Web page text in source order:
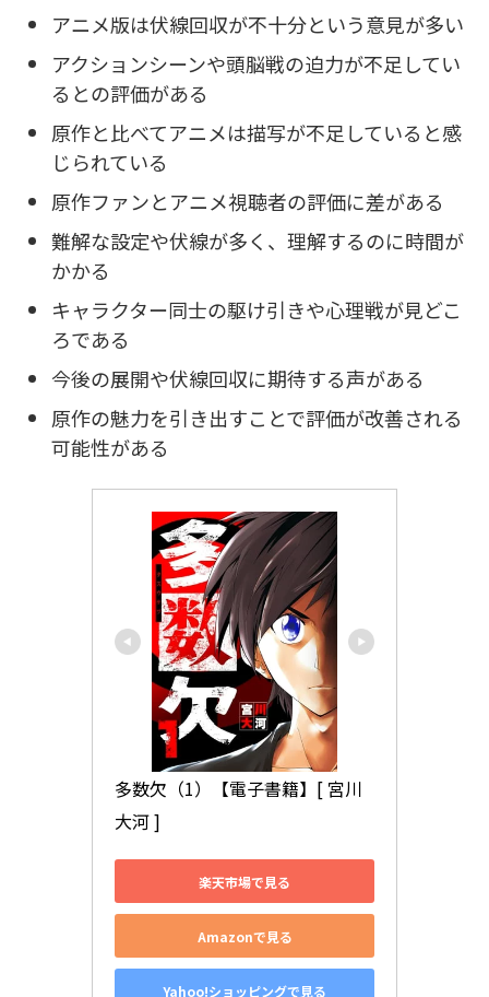
アニメ版は伏線回収が不十分という意見が多い
アクションシーンや頭脳戦の迫力が不足してい
るとの評価がある
原作と比べてアニメは描写が不足していると感
じられている
原作ファンとアニメ視聴者の評価に差がある
難解な設定や伏線が多く、理解するのに時間が
かかる
キャラクター同士の駆け引きや心理戦が見どこ
ろである
今後の展開や伏線回収に期待する声がある
原作の魅力を引き出すことで評価が改善される
可能性がある
多数欠（1）【電子書籍】[ 宮川
大河 ]
楽天市場で見る
Amazonで見る
Yahoo!ショッピングで見る